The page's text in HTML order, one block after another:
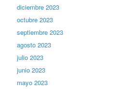
diciembre 2023
octubre 2023
septiembre 2023
agosto 2023
julio 2023
junio 2023
mayo 2023